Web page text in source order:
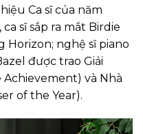
Ca sĩ của năm
sĩ sắp ra mắt Birdie
Horizon; nghệ sĩ piano
được trao Giải
và Nhà
of the Year).